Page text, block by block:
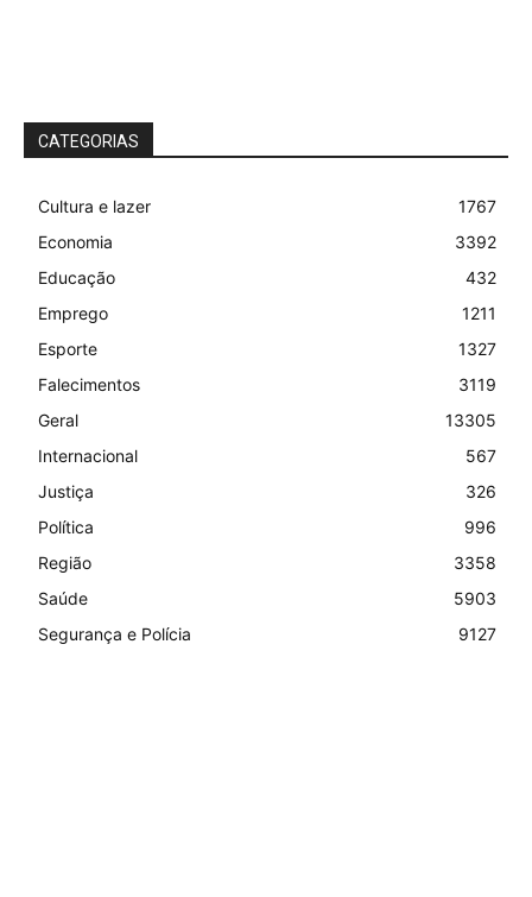
CATEGORIAS
Cultura e lazer
1767
Economia
3392
Educação
432
Emprego
1211
Esporte
1327
Falecimentos
3119
Geral
13305
Internacional
567
Justiça
326
Política
996
Região
3358
Saúde
5903
Segurança e Polícia
9127